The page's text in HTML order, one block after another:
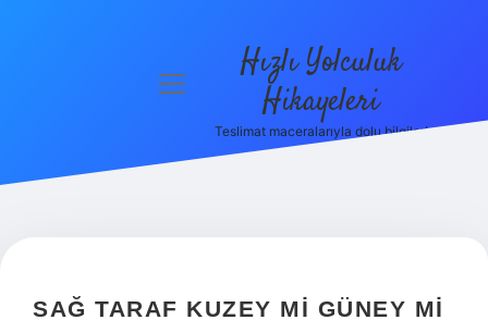
menüyü
Hızlı Yolculuk
Hikayeleri
Teslimat maceralarıyla dolu bilgiler!
SAĞ TARAF KUZEY MI GÜNEY MI